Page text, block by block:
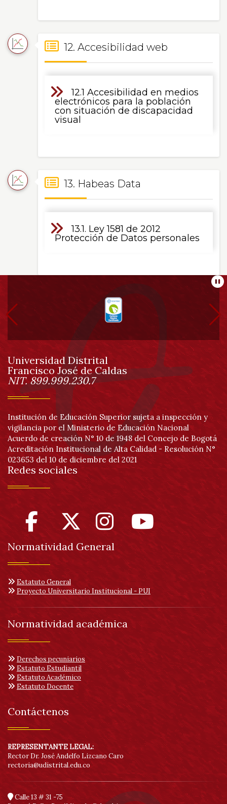
12. Accesibilidad web
12.1 Accesibilidad en medios
electrónicos para la población
con situación de discapacidad
visual
13. Habeas Data
13.1. Ley 1581 de 2012
Protección de Datos personales
Información
pie
de
página
Información
Universidad Distrital
Francisco José de Caldas
NIT. 899.999.230.7
Institución de Educación Superior sujeta a inspección y
vigilancia por el Ministerio de Educación Nacional
Acuerdo de creación N° 10 de 1948 del Concejo de Bogotá
Acreditación Institucional de Alta Calidad - Resolución N°
023653 del 10 de diciembre del 2021
Redes sociales
Normatividad General
Estatuto General
Proyecto Universitario Institucional - PUI
Normatividad académica
Derechos pecuniarios
Estatuto Estudiantil
Estatuto Académico
Estatuto Docente
Contáctenos
REPRESENTANTE LEGAL:
Rector Dr. José Andelfo Lizcano Caro
rectoria@udistrital.edu.co
Calle 13 # 31 -75